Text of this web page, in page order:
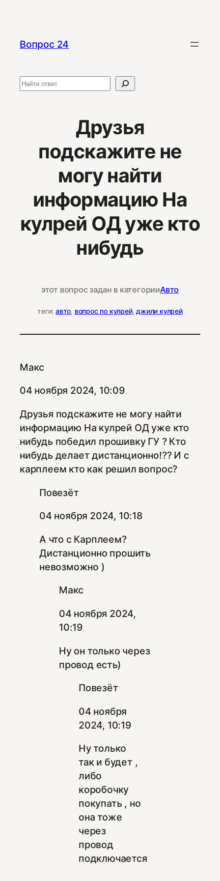
содержимому
Вопрос 24
Поиск
Друзья
подскажите не
могу найти
информацию На
кулрей ОД уже кто
нибудь
этот вопрос задан в категорииАвто
теги: авто, вопрос по кулрей, джили кулрей
Макс
04 ноября 2024, 10:09
Друзья подскажите не могу найти
информацию На кулрей ОД уже кто
нибудь победил прошивку ГУ ? Кто
нибудь делает дистанционно!?? И с
карплеем кто как решил вопрос?
Повезёт
04 ноября 2024, 10:18
А что с Карплеем?
Дистанционно прошить
невозможно )
Макс
04 ноября 2024,
10:19
Ну он только через
провод есть)
Повезёт
04 ноября
2024, 10:19
Ну только
так и будет ,
либо
коробочку
покупать , но
она тоже
через
провод
подключается